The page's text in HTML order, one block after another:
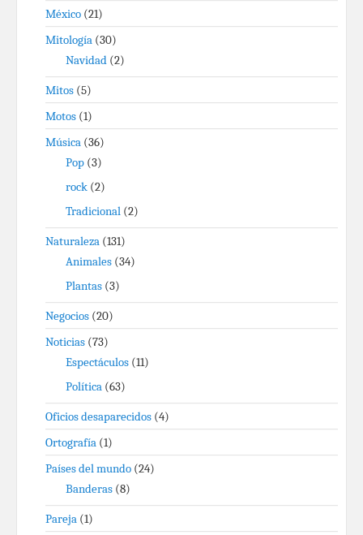
México (21)
Mitología (30)
Navidad (2)
Mitos (5)
Motos (1)
Música (36)
Pop (3)
rock (2)
Tradicional (2)
Naturaleza (131)
Animales (34)
Plantas (3)
Negocios (20)
Noticias (73)
Espectáculos (11)
Política (63)
Oficios desaparecidos (4)
Ortografía (1)
Países del mundo (24)
Banderas (8)
Pareja (1)